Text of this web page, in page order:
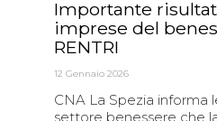
Importante
imprese del
RENTRI
12 Gennaio 2026
CNA La Spezia informa
settore benessere che